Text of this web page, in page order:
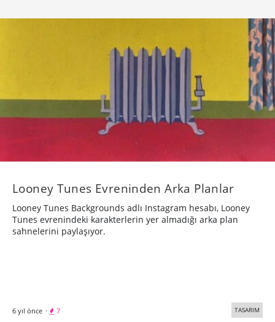
Looney Tunes Evreninden Arka Planlar
Looney Tunes Backgrounds adlı Instagram hesabı, Looney
Tunes evrenindeki karakterlerin yer almadığı arka plan
sahnelerini paylaşıyor.
6 yıl önce · 7 TASARIM